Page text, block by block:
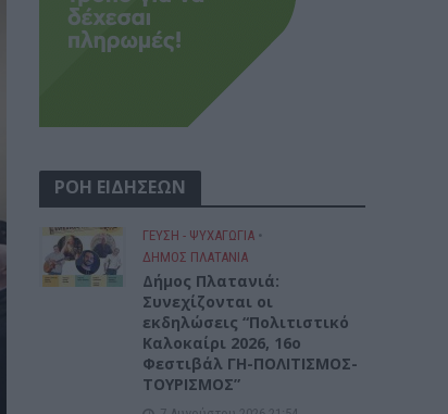
ΡΟΗ ΕΙΔΗΣΕΩΝ
ΓΕΎΣΗ - ΨΥΧΑΓΩΓΊΑ •
ΔΉΜΟΣ ΠΛΑΤΑΝΙΆ
Δήμος Πλατανιά:
Συνεχίζονται οι
εκδηλώσεις “Πολιτιστικό
Καλοκαίρι 2026, 16ο
Φεστιβάλ ΓΗ-ΠΟΛΙΤΙΣΜΟΣ-
ΤΟΥΡΙΣΜΟΣ”